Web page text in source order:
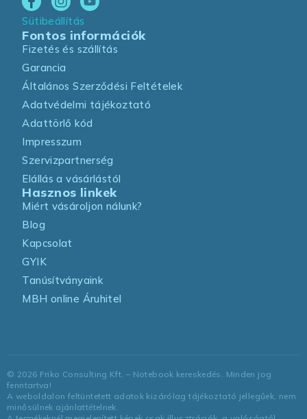
Sütibeállítás
Fontos információk
Fizetés és szállítás
Garancia
Általános Szerződési Feltételek
Adatvédelmi tájékoztató
Adattörlő kód
Impresszum
Szervizpartnerség
Elállás a vásárlástól
Hasznos linkek
Miért vásároljon nálunk?
Blog
Kapcsolat
GYIK
Tanúsítványaink
MBH online Áruhitel
© 2026 Friko Consulting Kft. – Notebook kereskedés. Minden jog
fenntartva!
A weboldalon feltüntetett adatok kizárólag tájékoztató jellegűek, nem
minősülnek ajánlattételnek.